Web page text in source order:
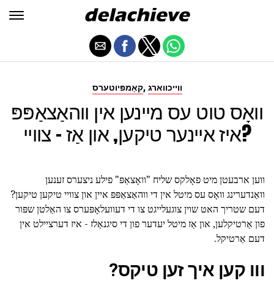
קאָמפּיוטערס, ווייכווארג
וואָס טוט עס מיינען אין ווהאַצאַפּפּ
איז איינער טיקען, און אַז - צוויי?
ווען ארבעטן מיט פאָלקס שליח "וואָצאַפּ" פילע ניצערס זענען
וואַנדערינג וואָס עס מיטל אין די ווהאַצאַפּפּ איין און צוויי טיקען טיקען?
דעם שטריך האט שוין צוגעלייגט צו די דעוועלאָפּערס צו האַלטן שפּור
פון אַרטיקלען, און אַז מיטל יעדער פון די סיגנאַלז - איז דערציילט אין
דעם אַרטיקל.
ווו קען איך זען טיקס?